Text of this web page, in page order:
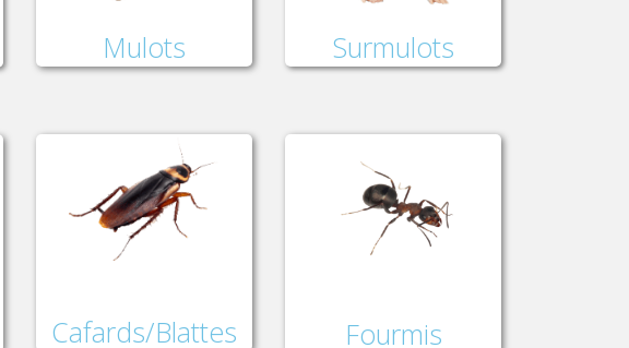
Mulots Surmulots
Cafards/Blattes Fourmis